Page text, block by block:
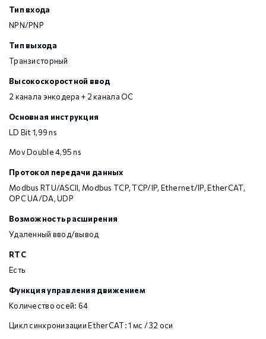
Тип входа
NPN/PNP
Тип выхода
Транзисторный
Высокоскоростной ввод
2 канала энкодера + 2 канала ОС
Основная инструкция
LD Bit 1,99 ns
Mov Double 4,95 ns
Протокол передачи данных
Modbus RTU/ASCII, Modbus TCP, TCP/IP, Ethernet/IP, EtherCAT,
OPC UA/DA, UDP
Возможность расширения
Удаленный ввод/вывод
RTC
Есть
Функция управления движением
Количество осей: 64
Цикл синхронизации EtherCAT: 1 мс / 32 оси